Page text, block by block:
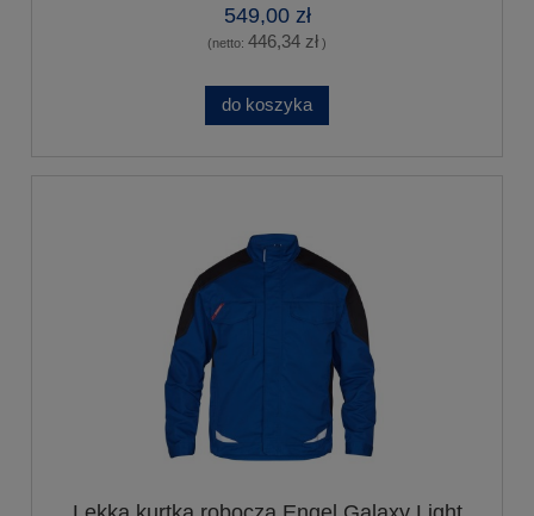
549,00 zł
(netto: 446,34 zł )
do koszyka